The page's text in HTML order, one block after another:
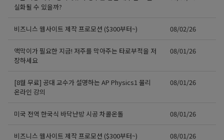
실화될 수 있을까?
비즈니스 웹사이트 제작 프로모션 ($300부터~) 08/02/26
액막이가 필요한 지금! 저주를 막아주는 타로부적을 저
장하세요
08/01/26
[8월 무료] 공대 교수가 설명하는 AP Physics1 물리
온라인 강의
08/01/26
미국 전역 한국식 바닥난방 시공 차콜온돌 08/01/26
비즈니스 웹사이트 제작 프로모션 ($300부터~) 08/01/26